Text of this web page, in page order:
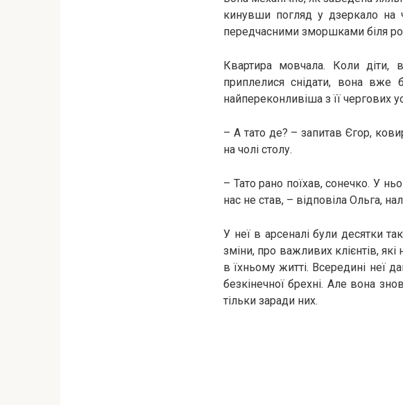
кинувши погляд у дзеркало
передчасними зморшками біля
Квартира мовчала. Коли діти,
приплелися снідати, вона вже
найпереконливіша з її чергових
– А тато де? – запитав Єгор,
на чолі столу.
– Тато рано поїхав, сонечко. У
нас не став, – відповіла Ольга,
У неї в арсеналі були десятки
зміни, про важливих клієнтів,
в їхньому житті. Всередині неї
безкінечної брехні. Але вона
тільки заради них.